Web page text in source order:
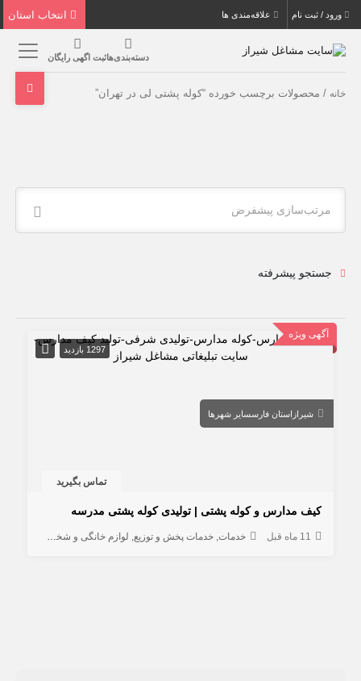
ورود / ثبت نام علاقه‌مندی ها
دسته‌بندی‌هاثبت اگهی رایگان
خانه / محصولات برچسب خورده “کوله پشتی لی در تهران”
مرتب‌سازی پیشفرض
جستجو پیشرفته
آگهی ویژه
1297 بازدید
شیراز استان فارسسایر شهرها
تماس بگیرید
کیف مدارس و کوله پشتی | تولیدی کوله پشتی مدرسه
11 ماه قبل خدمات خدمات پخش و توزیع لوازم خانگی و شخصی